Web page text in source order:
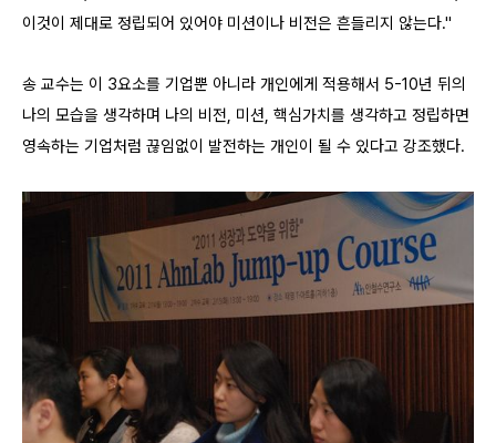
이것이 제대로 정립되어 있어야 미션이나 비전은 흔들리지 않는다."
송 교수는 이 3요소를 기업뿐 아니라 개인에게 적용해서 5-10년 뒤의
나의 모습을 생각하며 나의 비전, 미션, 핵심가치를 생각하고 정립하면
영속하는 기업처럼 끊임없이 발전하는 개인이 될 수 있다고 강조했다.